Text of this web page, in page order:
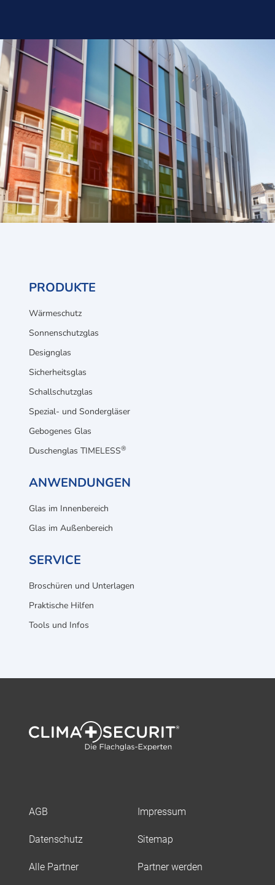
PRODUKTE
Wärmeschutz
Sonnenschutzglas
Designglas
Sicherheitsglas
Schallschutzglas
Spezial- und Sondergläser
Gebogenes Glas
Duschenglas TIMELESS®
ANWENDUNGEN
Glas im Innenbereich
Glas im Außenbereich
SERVICE
Broschüren und Unterlagen
Praktische Hilfen
Tools und Infos
AGB Impressum
Datenschutz Sitemap
Alle Partner Partner werden